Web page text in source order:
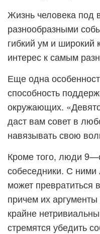
Жизнь человека
разнообразными
гибкий ум и широкий
интерес к самым
Еще одна
способность
окружающих.
даст вам совет в
навязывать свою
Кроме того, люди
собеседники. С
может превратиться
причем их
крайне
стремятся убедить